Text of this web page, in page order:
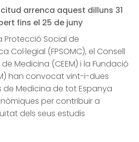
arrenca aquest dilluns 31
fins el 25 de juny
Protecció Social de
Col·legial (FPSOMC), el Consell
Medicina (CEEM) i la Fundació
han convocat vint-i-dues
Medicina de tot Espanya
per contribuir a
dels seus estudis